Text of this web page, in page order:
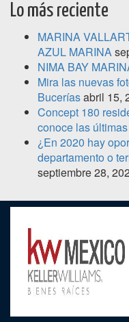
Lo más reciente
MARINA
AZUL MARINA
NIMA BAY
Mira las nuevas
Buceríasabril 15,
Concept 180
conoce las
¿En 2020 hay
departamento o
septiembre 28,